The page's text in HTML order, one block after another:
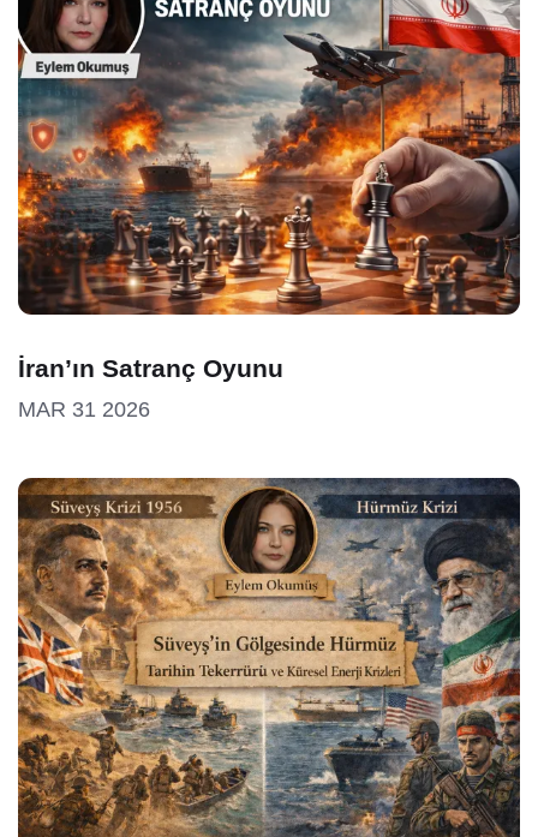
İran’ın Satranç Oyunu
MAR 31 2026